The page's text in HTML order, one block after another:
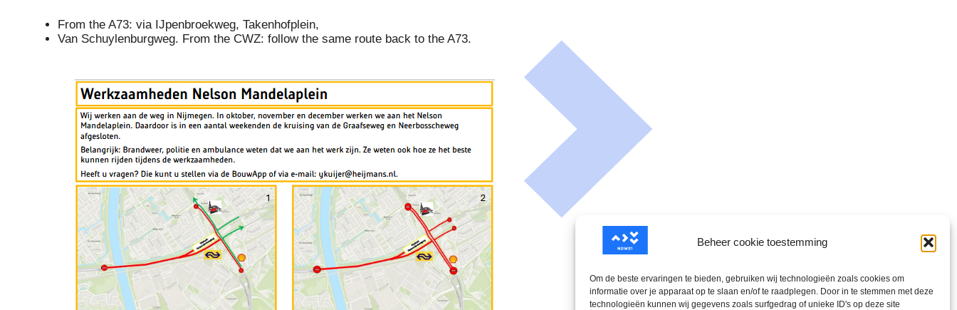
Beheer cookie toestemming
Om de beste ervaringen te bieden, gebruiken wij technologieën zoals cookies om
informatie over je apparaat op te slaan en/of te raadplegen. Door in te stemmen met deze
technologieën kunnen wij gegevens zoals surfgedrag of unieke ID's op deze site
From the A73: via IJpenbroekweg, Takenhofplein,
Van Schuylenburgweg. From the CWZ: follow the same route back to the A73.